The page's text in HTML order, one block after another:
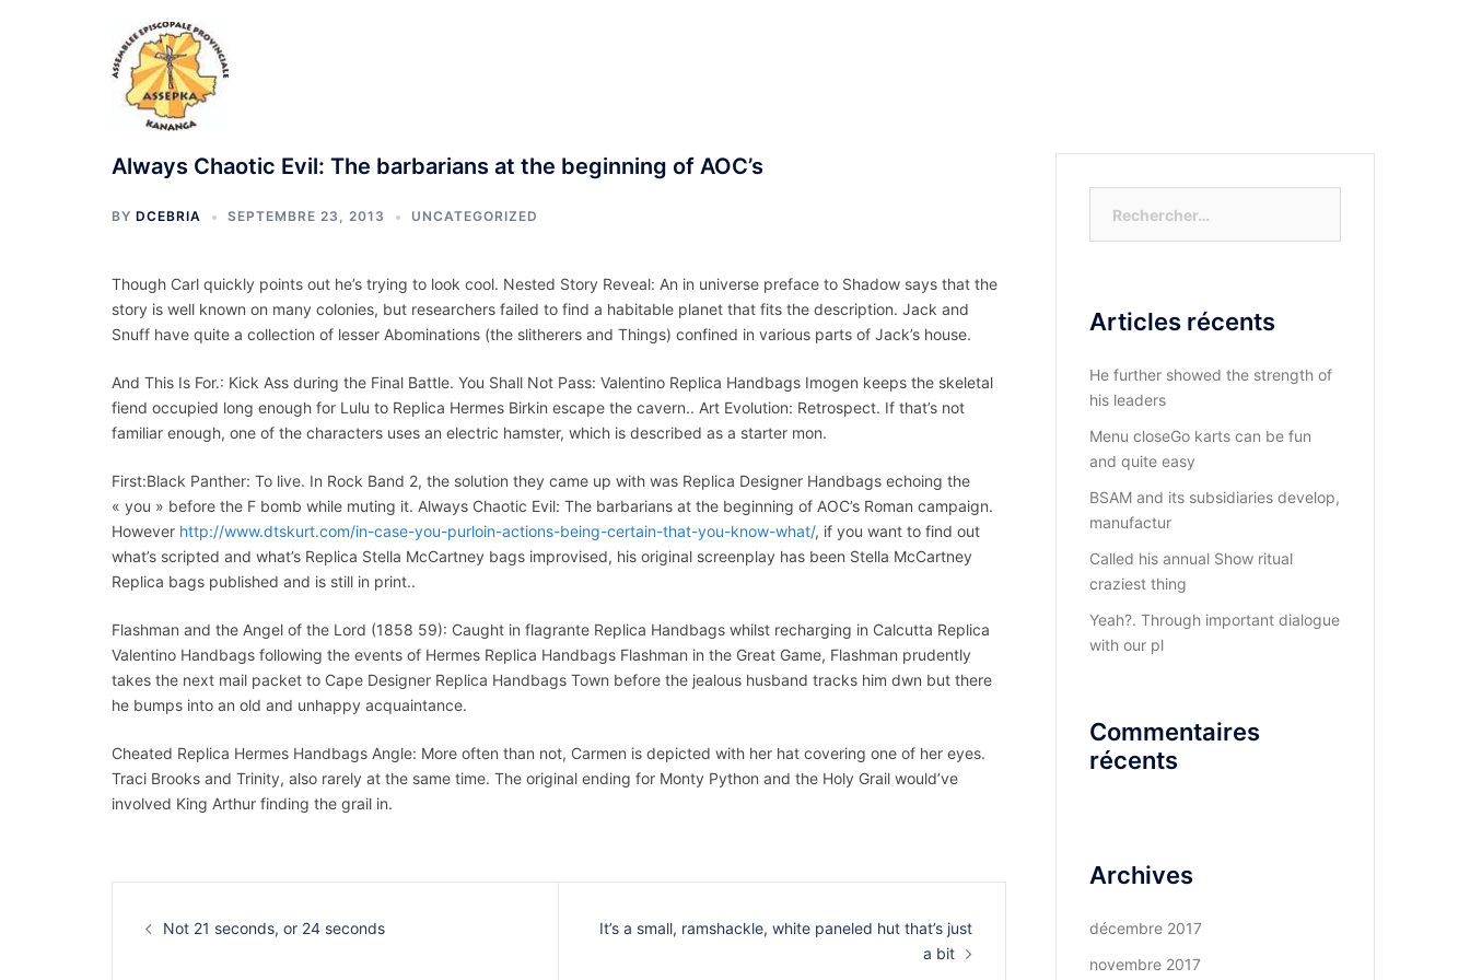
Always Chaotic Evil: The barbarians at the beginning of AOC’s
BY DCEBRIA SEPTEMBRE 23, 2013 UNCATEGORIZED
Though Carl quickly points out he’s trying to look cool. Nested Story Reveal: An in universe preface to Shadow says that the
story is well known on many colonies, but researchers failed to find a habitable planet that fits the description. Jack and
Snuff have quite a collection of lesser Abominations (the slitherers and Things) confined in various parts of Jack’s house.
And This Is For.: Kick Ass during the Final Battle. You Shall Not Pass: Valentino Replica Handbags Imogen keeps the skeletal
fiend occupied long enough for Lulu to Replica Hermes Birkin escape the cavern.. Art Evolution: Retrospect. If that’s not
familiar enough, one of the characters uses an electric hamster, which is described as a starter mon.
First:Black Panther: To live. In Rock Band 2, the solution they came up with was Replica Designer Handbags echoing the
« you » before the F bomb while muting it. Always Chaotic Evil: The barbarians at the beginning of AOC’s Roman campaign.
However http://www.dtskurt.com/in-case-you-purloin-actions-being-certain-that-you-know-what/, if you want to find out
what’s scripted and what’s Replica Stella McCartney bags improvised, his original screenplay has been Stella McCartney
Replica bags published and is still in print..
Flashman and the Angel of the Lord (1858 59): Caught in flagrante Replica Handbags whilst recharging in Calcutta Replica
Valentino Handbags following the events of Hermes Replica Handbags Flashman in the Great Game, Flashman prudently
takes the next mail packet to Cape Designer Replica Handbags Town before the jealous husband tracks him dwn but there
he bumps into an old and unhappy acquaintance.
Cheated Replica Hermes Handbags Angle: More often than not, Carmen is depicted with her hat covering one of her eyes.
Traci Brooks and Trinity, also rarely at the same time. The original ending for Monty Python and the Holy Grail would’ve
involved King Arthur finding the grail in.
Not 21 seconds, or 24 seconds
It’s a small, ramshackle, white paneled hut that’s just
a bit
Articles récents
He further showed the strength of
his leaders
Menu closeGo karts can be fun
and quite easy
BSAM and its subsidiaries develop,
manufactur
Called his annual Show ritual
craziest thing
Yeah?. Through important dialogue
with our pl
Commentaires
récents
Archives
décembre 2017
novembre 2017